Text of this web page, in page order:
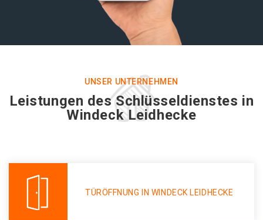
UNSER UNTERNEHMEN
Leistungen des Schlüsseldienstes in
Windeck Leidhecke
TÜRÖFFNUNG IN WINDECK LEIDHECKE